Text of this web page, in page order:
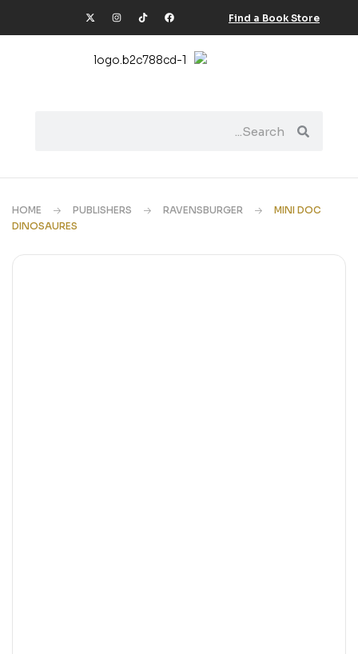
Find a Book Store
HOME PUBLISHERS RAVENSBURGER
MINI DOC
DINOSAURES